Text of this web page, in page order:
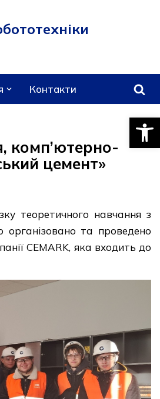
Контакти
комп’ютерно-
цемент»
теоретичного навчання з
та проведено
CEMARK, яка входить до